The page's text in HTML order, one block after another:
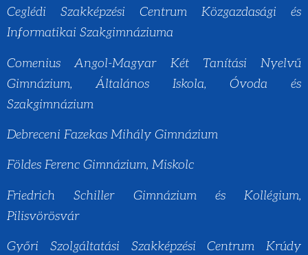
Ceglédi Szakképzési Centrum Közgazdasági és
Informatikai Szakgimnáziuma
Comenius Angol-Magyar Két Tanítási Nyelvű
Gimnázium, Általános Iskola, Óvoda és
Szakgimnázium
Debreceni Fazekas Mihály Gimnázium
Földes Ferenc Gimnázium, Miskolc
Friedrich Schiller Gimnázium és Kollégium,
Pilisvörösvár
Győri Szolgáltatási Szakképzési Centrum Krúdy